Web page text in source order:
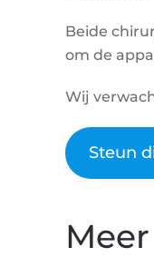
Beide
om de
Wij
Steun